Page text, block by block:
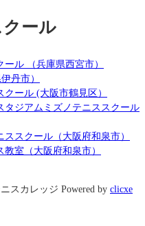
クール
ル （兵庫県西宮市）
丹市）
ール (大阪市鶴見区）
タジアムミズノテニススクール
スクール（大阪府和泉市）
室（大阪府和泉市）
スカレッジ Powered by clicxe